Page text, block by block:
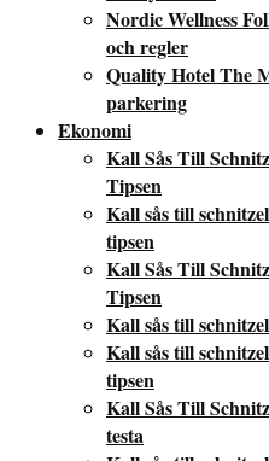
Nordic Wellness
och regler
Quality Hotel The
parkering
Ekonomi
Kall Sås Till
Tipsen
Kall sås till
tipsen
Kall Sås Till
Tipsen
Kall sås till
Kall sås till
tipsen
Kall Sås Till
testa